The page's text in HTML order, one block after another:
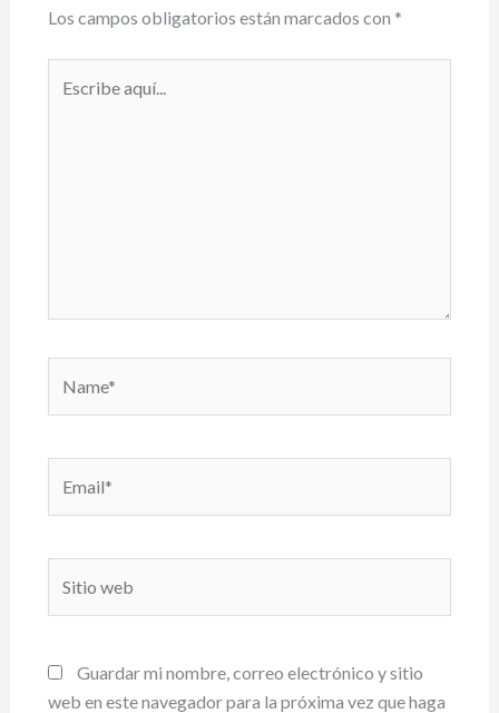
Los campos obligatorios están marcados con *
aquí...
web
Guardar mi nombre, correo electrónico y sitio
web en este navegador para la próxima vez que haga